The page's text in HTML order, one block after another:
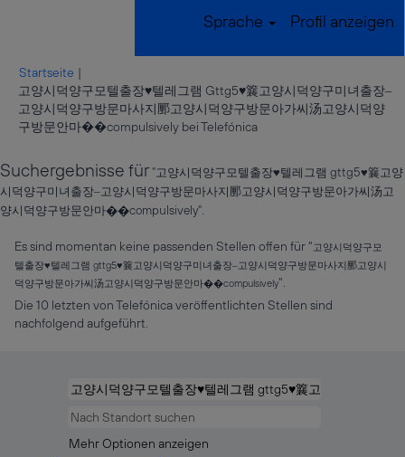
Sprache Profil anzeigen
Startseite |
고양시덕양구모텔출장♥텔레그램 Gttg5♥䉴고양시덕양구미녀출장‒
고양시덕양구방문마사지䣑고양시덕양구방문아가씨汤고양시덕양
구방문안마��compulsively bei Telefónica(aktuelle
Suchergebnisse für"고양시덕양구모텔출장♥텔레그램 gttg5♥䉴고양
시덕양구미녀출장‒고양시덕양구방문마사지䣑고양시덕양구방문아가씨汤고
양시덕양구방문안마��compulsively".
Es sind momentan keine passenden Stellen offen für "고양시덕양구모
텔출장♥텔레그램 gttg5♥䉴고양시덕양구미녀출장‒고양시덕양구방문마사지䣑고양시
덕양구방문아가씨汤고양시덕양구방문안마��compulsively".
Die 10 letzten von Telefónica veröffentlichten Stellen sind
nachfolgend aufgeführt.
Mehr Optionen anzeigen